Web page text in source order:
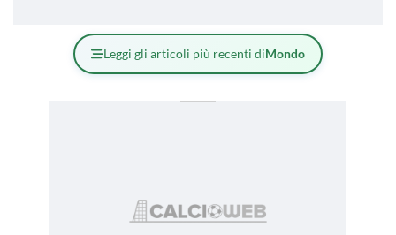
Leggi gli articoli più recenti diMondo